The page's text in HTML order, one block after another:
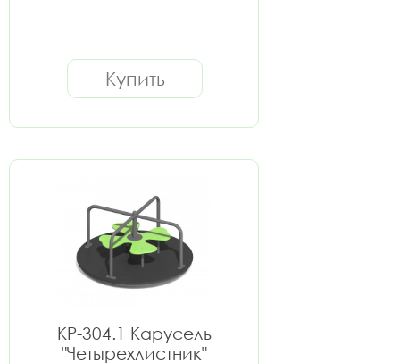
Купить
КР-304.1 Карусель
"Четырехлистник"